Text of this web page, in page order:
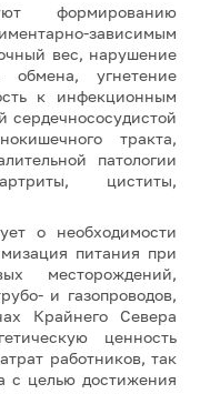
формированию
зависимым
вес, нарушение
обмена, угнетение
к инфекционным
сердечнососудистой
тракта,
патологии
циститы,
о необходимости
питания при
месторождений,
и газопроводов,
Крайнего Севера
ценность
работников, так
с целью достижения